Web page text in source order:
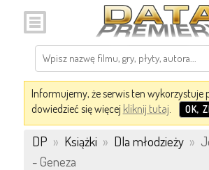
Informujemy, że serwis ten wykorzystuje
dowiedzieć się więcej kliknij tutaj. OK,
DP » Książki » Dla młodzieży »
- Geneza